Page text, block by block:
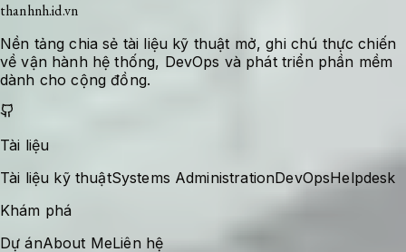
thanhnh.id.vn
Nền tảng chia sẻ tài liệu kỹ thuật mở, ghi chú thực chiến
về vận hành hệ thống, DevOps và phát triển phần mềm
dành cho cộng đồng.
Tài liệu
Tài liệu kỹ thuậtSystems AdministrationDevOpsHelpdesk
Khám phá
Dự ánAbout MeLiên hệ